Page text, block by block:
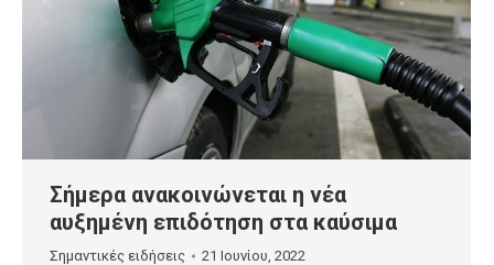
Σήμερα ανακοινώνεται η νέα
αυξημένη επιδότηση στα καύσιμα
Σημαντικές ειδήσεις 21 Ιουνίου, 2022